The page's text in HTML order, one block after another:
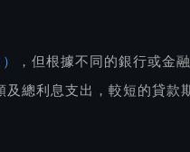
，但根據不同的銀行或金
總利息支出，較短的貸